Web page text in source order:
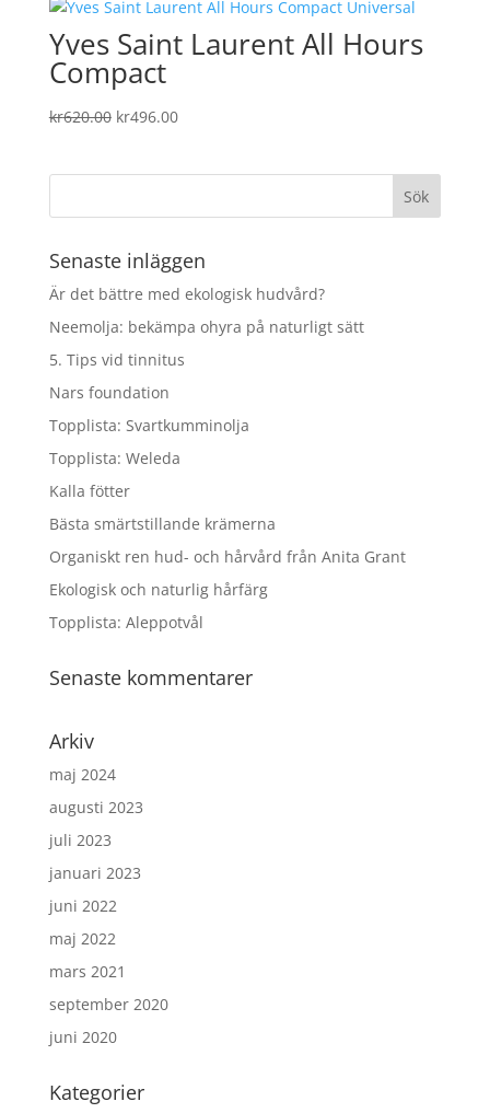
var:
kr620.00.
är:
kr496.00.
Yves Saint Laurent All Hours
Compact
kr620.00 Det
kr620.00.
kr496.00Det
kr496.00.
Senaste inläggen
Är det bättre med ekologisk hudvård?
Neemolja: bekämpa ohyra på naturligt sätt
5. Tips vid tinnitus
Nars foundation
Topplista: Svartkumminolja
Topplista: Weleda
Kalla fötter
Bästa smärtstillande krämerna
Organiskt ren hud- och hårvård från Anita Grant
Ekologisk och naturlig hårfärg
Topplista: Aleppotvål
Senaste kommentarer
Arkiv
maj 2024
augusti 2023
juli 2023
januari 2023
juni 2022
maj 2022
mars 2021
september 2020
juni 2020
Kategorier